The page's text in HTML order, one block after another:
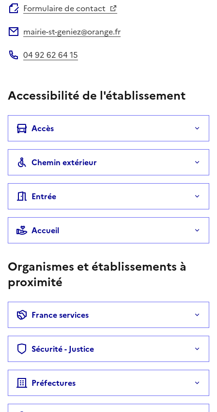
Formulaire de contact
mairie-st-geniez@orange.fr
04 92 62 64 15
Accessibilité de l'établissement
Accès
Chemin extérieur
Entrée
Accueil
Organismes et établissements à
proximité
France services
Sécurité - Justice
Préfectures